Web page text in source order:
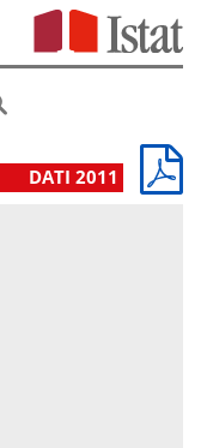
DATI 2011